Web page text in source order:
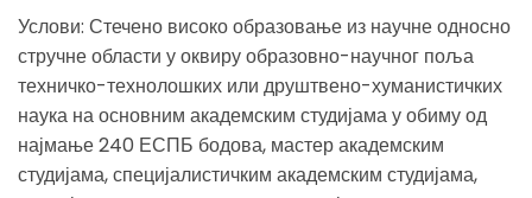
Услови: Стечено високо образовање из научне односно
стручне области у оквиру образовно-научног поља
техничко-технолошких или друштвено-хуманистичких
наука на основним академским студијама у обиму од
најмање 240 ЕСПБ бодова, мастер академским
студијама, специјалистичким академским студијама,